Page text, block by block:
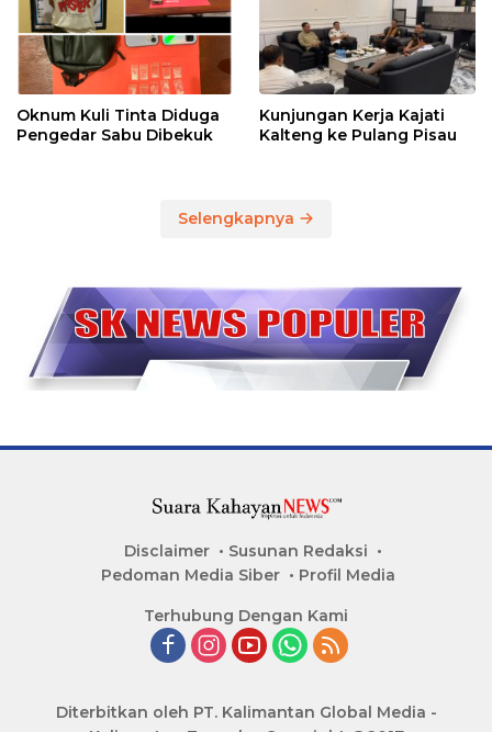
Oknum Kuli Tinta Diduga
Pengedar Sabu Dibekuk
Kunjungan Kerja Kajati
Kalteng ke Pulang Pisau
Selengkapnya
Disclaimer
Susunan Redaksi
Pedoman Media Siber
Profil Media
Terhubung Dengan Kami
Diterbitkan oleh PT. Kalimantan Global Media -